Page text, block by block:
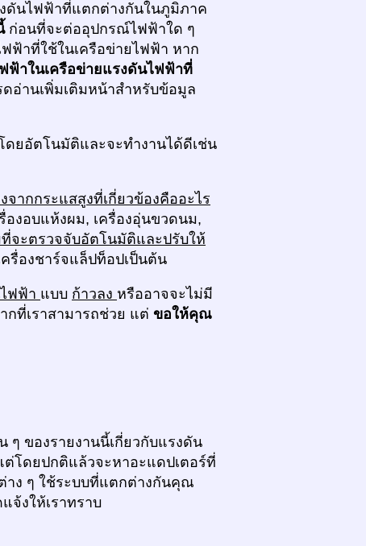
ดันไฟฟ้าที่แตกต่างกันในภูมิภาค
ก่อนที่จะต่ออุปกรณ์ไฟฟ้าใด ๆ
าที่ใช้ในเครือข่ายไฟฟ้า หาก
ฟ้าในเครือข่ายแรงดันไฟฟ้าที่
ดอ่านเพิ่มเติมหน้าสำหรับข้อมูล
ยอัตโนมัติและจะทำงานได้ดีเช่น
ากกระแสสูงที่เกี่ยวข้องคืออะไร
องอบแห้งผม, เครื่องอุ่นขวดนม,
ะตรวจจับอัตโนมัติและปรับให้
ครื่องชาร์จแล็ปท็อปเป็นต้น
ฟฟ้า แบบ ก้าวลง หรืออาจจะไม่มี
กที่เราสามารถช่วย แต่ ขอให้คุณ
ๆ ของรายงานนี้เกี่ยวกับแรงดัน
โดยปกติแล้วจะหาอะแดปเตอร์ที่
าง ๆ ใช้ระบบที่แตกต่างกันคุณ
จ้งให้เราทราบ